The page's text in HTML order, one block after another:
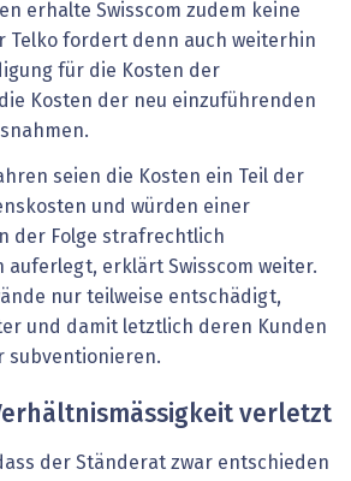
erhalte Swisscom zudem keine
Telko fordert denn auch weiterhin
für die Kosten der
Kosten der neu einzuführenden
seien die Kosten ein Teil der
und würden einer
der Folge strafrechtlich
erklärt Swisscom weiter.
nur teilweise entschädigt,
und damit letztlich deren Kunden
subventionieren.
verletzt
der Ständerat zwar entschieden